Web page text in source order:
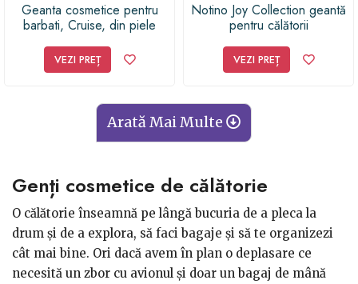
Geanta cosmetice pentru
barbati, Cruise, din piele
iLUX
VEZI PREȚ
Notino Joy Collection geantă
pentru călătorii
VEZI PREȚ
Arată Mai Multe
Genți cosmetice de călătorie
O călătorie înseamnă pe lângă bucuria de a pleca la
drum și de a explora, să faci bagaje și să te organizezi
cât mai bine. Ori dacă avem în plan o deplasare ce
necesită un zbor cu avionul și doar un bagaj de mână